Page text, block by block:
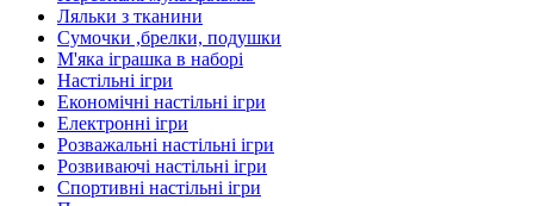
Ляльки з тканини
Сумочки ,брелки, подушки
М'яка іграшка в наборі
Настільні ігри
Економічні настільні ігри
Електронні ігри
Розважальні настільні ігри
Розвиваючі настільні ігри
Спортивні настільні ігри